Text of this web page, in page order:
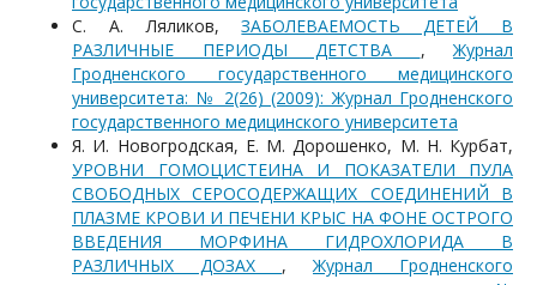
С. А. Ляликов,ЗАБОЛЕВАЕМОСТЬ ДЕТЕЙ В
РАЗЛИЧНЫЕ ПЕРИОДЫ ДЕТСТВА ,Журнал
Гродненского государственного медицинского
университета: № 2(26) (2009): Журнал Гродненского
государственного медицинского университета
Я. И. Новогродская, Е. М. Дорошенко, М. Н. Курбат,
УРОВНИ ГОМОЦИСТЕИНА И ПОКАЗАТЕЛИ ПУЛА
СВОБОДНЫХ СЕРОСОДЕРЖАЩИХ СОЕДИНЕНИЙ В
ПЛАЗМЕ КРОВИ И ПЕЧЕНИ КРЫС НА ФОНЕ ОСТРОГО
ВВЕДЕНИЯ МОРФИНА ГИДРОХЛОРИДА В
РАЗЛИЧНЫХ ДОЗАХ ,Журнал Гродненского